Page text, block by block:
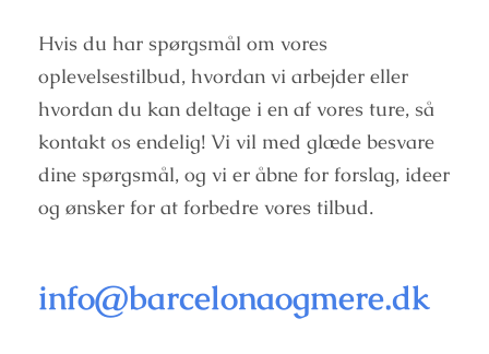
Hvis du har spørgsmål om vores
oplevelsestilbud, hvordan vi arbejder eller
hvordan du kan deltage i en af vores ture, så
kontakt os endelig! Vi vil med glæde besvare
dine spørgsmål, og vi er åbne for forslag, ideer
og ønsker for at forbedre vores tilbud.
info@barcelonaogmere.dk